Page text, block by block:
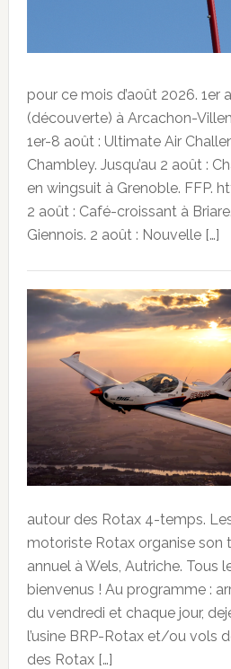
pour ce mois d’août 2026. 1er
(découverte) à Arcachon-
1er-8 août : Ultimate Air
Chambley. Jusqu’au 2 août :
en wingsuit à Grenoble. FFP.
2 août : Café-croissant à
Giennois. 2 août : Nouvelle […]
autour des Rotax 4-temps.
motoriste Rotax organise son
annuel à Wels, Autriche. Tous
bienvenus ! Au programme :
du vendredi et chaque jour,
l’usine BRP-Rotax et/ou vols
des Rotax […]